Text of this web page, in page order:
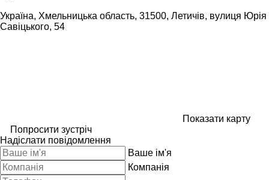
Україна, Хмельницька область, 31500, Летичів, вулиця Юрія
Савіцького, 54
Показати карту
Попросити зустріч
Надіслати повідомлення
Ваше ім'я
Компанія